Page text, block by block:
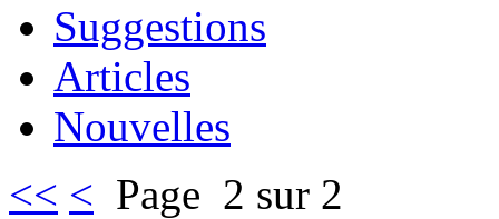
Suggestions
Articles
Nouvelles
<< < Page 2 sur 2